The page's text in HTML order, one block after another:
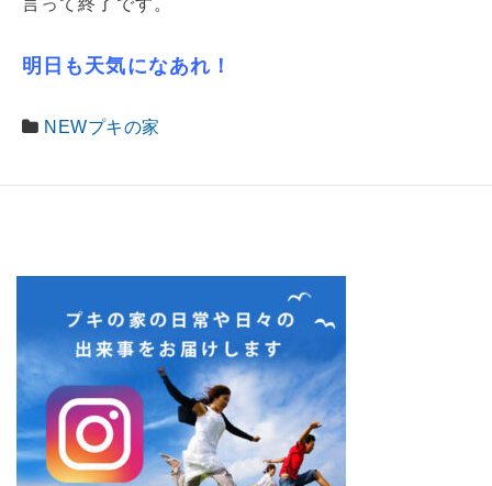
言って終了です。
明日も天気になあれ！
NEWプキの家